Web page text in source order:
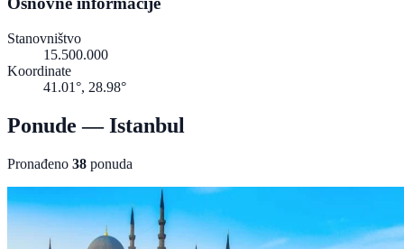
Stanovništvo
15.500.000
Koordinate
41.01°, 28.98°
Ponude — Istanbul
Pronađeno 38 ponuda